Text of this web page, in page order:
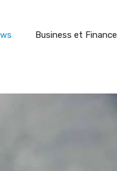
Business et Finance